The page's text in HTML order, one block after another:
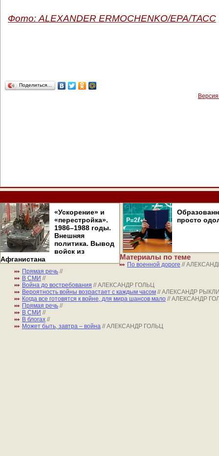
Фото: ALEXANDER ERMOCHENKO/ЕРА/ТАСС
Поделиться…
«Ускорение» и
«перестройка».
1986–1988 годы.
Внешняя
политика. Вывод
войск из
Афганистана
просто
Материалы по теме
По военной дороге //
Прямая речь //
В СМИ //
Война до востребования // АЛЕКСАНДР ГОЛЬЦ
Вероятность войны возрастает с каждым часом // АЛЕКСАНДР
Когда все готовятся к войне, для мира шансов мало // АЛЕКСАНДР
Прямая речь //
В СМИ //
В блогах //
Может быть, завтра – война // АЛЕКСАНДР ГОЛЬЦ